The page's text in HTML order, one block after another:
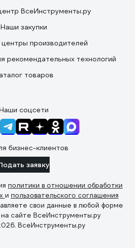
ВсеИнструменты.ру
Наши закупки
производителей
рекомендательных технологий
товаров
соцсети
бизнес-клиентов
заявку
политики в отношении обработки
и пользовательского соглашения
свои данные в любой форме
на сайте ВсеИнструменты.ру
ВсеИнструменты.ру